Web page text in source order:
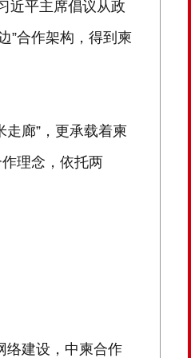
近平主席倡议从政
”合作架构，得到柬
走廊”，更承载着柬
理念，依托两
络建设，中柬合作